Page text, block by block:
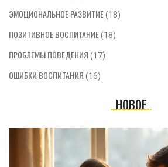
ЭМОЦИОНАЛЬНОЕ РАЗВИТИЕ(18)
ПОЗИТИВНОЕ ВОСПИТАНИЕ(18)
ПРОБЛЕМЫ ПОВЕДЕНИЯ (17)
ОШИБКИ ВОСПИТАНИЯ (16)
НОВОЕ